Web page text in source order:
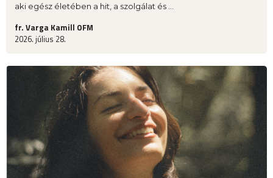
aki egész életében a hit, a szolgálat és ...
fr. Varga Kamill OFM
2026. július 28.